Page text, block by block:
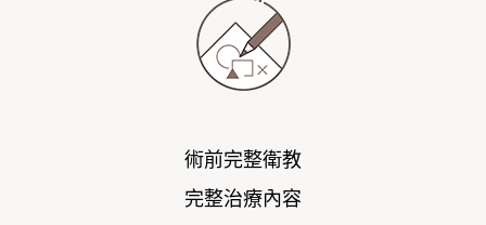
術前完整衛教
完整治療內容